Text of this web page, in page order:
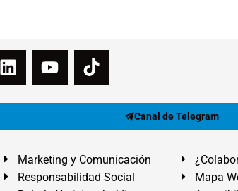
Canal de Telegram
Marketing y Comunicación
Responsabilidad Social
Mapa